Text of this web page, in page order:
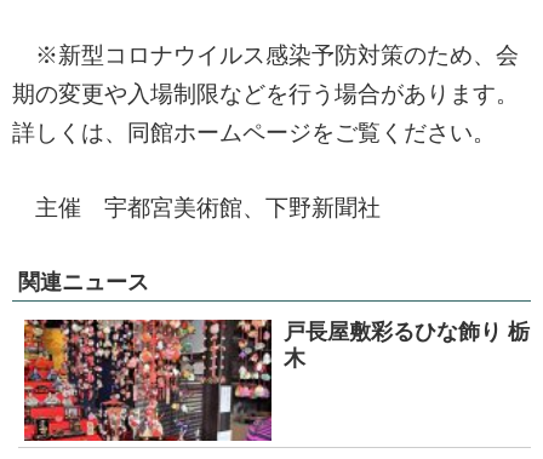
※新型コロナウイルス感染予防対策のため、会
期の変更や入場制限などを行う場合があります。
詳しくは、同館ホームページをご覧ください。
主催 宇都宮美術館、下野新聞社
関連ニュース
戸長屋敷彩るひな飾り 栃
木